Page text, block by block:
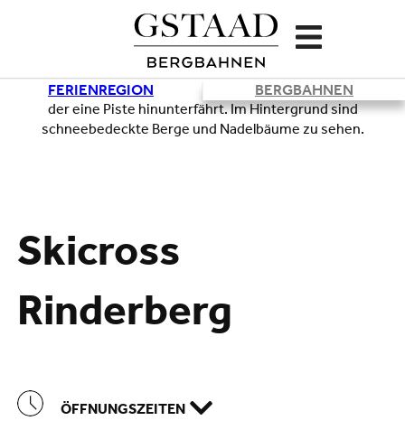
FERIENREGION BERGBAHNEN
Skicross
Rinderberg
ÖFFNUNGSZEITEN